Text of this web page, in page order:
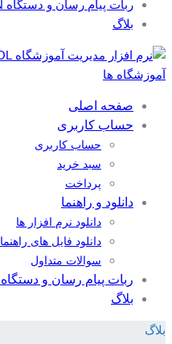
ربات پیام رسان و دستگاه SMSBAN
بلاگ
صفحه اصلی
حساب کاربری
حساب کاربری
سبد خرید
پرداخت
دانلود و راهنما
دانلود نرم افزار ها
دانلود فایل های راهنما
سوالات متداول
ربات پیام رسان و دستگاه SMSBAN
بلاگ
بلاگ